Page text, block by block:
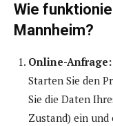
Wie
Mannheim?
Online-Anfrage:
Starten Sie den
Sie die Daten
Zustand) ein